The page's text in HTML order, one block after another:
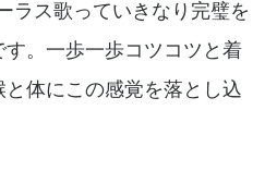
ラス歌っていきなり完璧を
。一歩一歩コツコツと着
体にこの感覚を落とし込